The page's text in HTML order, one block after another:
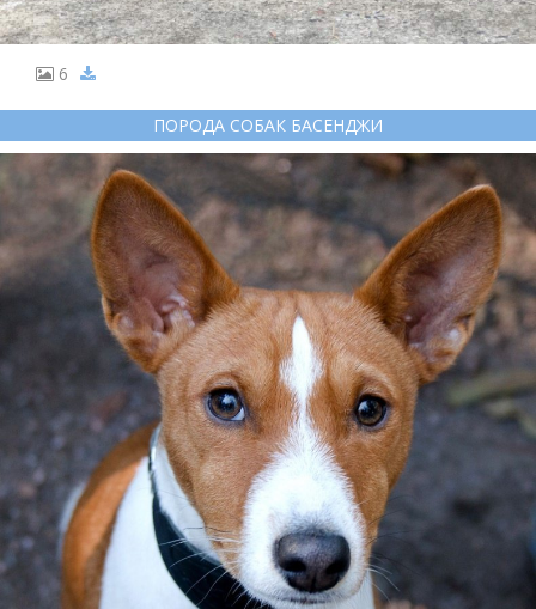
6
ПОРОДА СОБАК БАСЕНДЖИ